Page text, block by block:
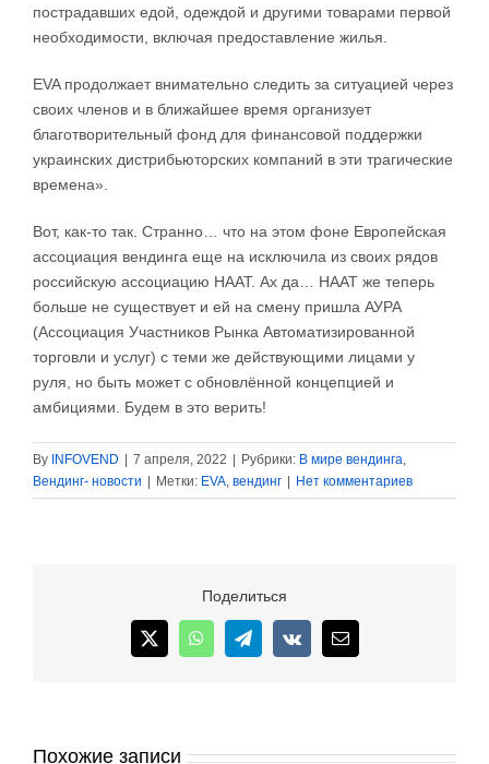
пострадавших едой, одеждой и другими товарами первой
необходимости, включая предоставление жилья.
EVA продолжает внимательно следить за ситуацией через
своих членов и в ближайшее время организует
благотворительный фонд для финансовой поддержки
украинских дистрибьюторских компаний в эти трагические
времена».
Вот, как-то так. Странно… что на этом фоне Европейская
ассоциация вендинга еще на исключила из своих рядов
российскую ассоциацию НААТ. Ах да… НААТ же теперь
больше не существует и ей на смену пришла АУРА
(Ассоциация Участников Рынка Автоматизированной
торговли и услуг) с теми же действующими лицами у
руля, но быть может с обновлённой концепцией и
амбициями. Будем в это верить!
By INFOVEND 7 апреля, 2022 Рубрики: В мире вендинга,
Вендинг- новости
Метки: EVA, вендинг Нет комментариев
Поделиться
X WhatsAppTelegram
Vk Email
Похожие записи